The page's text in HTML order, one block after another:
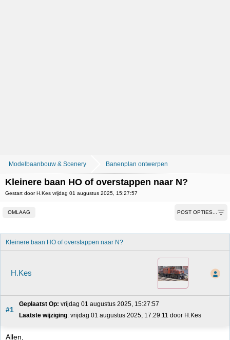
Modelbaanbouw & Scenery Banenplan ontwerpen
Kleinere baan HO of overstappen naar N?
Gestart door H.Kes vrijdag 01 augustus 2025, 15:27:57
OMLAAG POST OPTIES...
Kleinere baan HO of overstappen naar N?
H.Kes
#1
Geplaatst Op: vrijdag 01 augustus 2025, 15:27:57
Laatste wijziging: vrijdag 01 augustus 2025, 17:29:11 door H.Kes
Allen,